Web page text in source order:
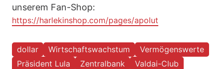
unserem Fan-Shop:
https://harlekinshop.com/pages/apolut
dollar Wirtschaftswachstum
Vermögenswerte
Präsident Lula
Zentralbank
Valdai-Club